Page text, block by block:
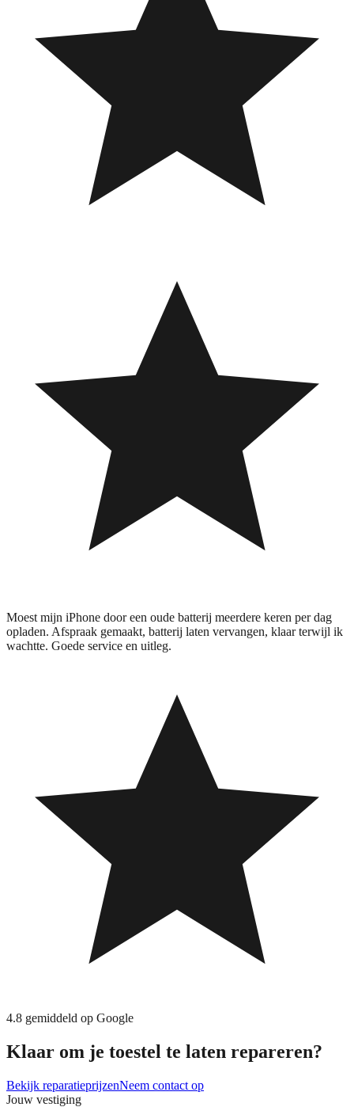
Moest mijn iPhone door een oude batterij meerdere keren per dag
opladen. Afspraak gemaakt, batterij laten vervangen, klaar terwijl ik
wachtte. Goede service en uitleg.
4.8 gemiddeld op Google
Klaar om je toestel te laten repareren?
Bekijk reparatieprijzenNeem contact op
Jouw vestiging